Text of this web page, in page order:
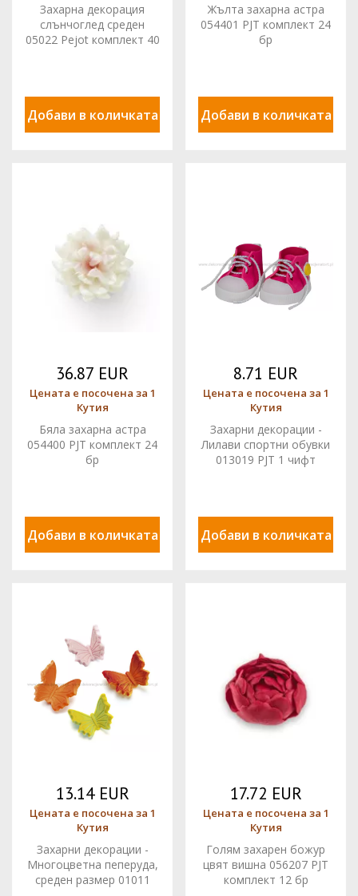
Захарна декорация
слънчоглед среден
05022 Pejot комплект 40
Добави в количката
Жълта захарна астра
054401 PJT комплект 24
бр
Добави в количката
36.87 EUR
Цената е посочена за 1
Кутия
Бяла захарна астра
054400 PJT комплект 24
бр
Добави в количката
8.71 EUR
Цената е посочена за 1
Кутия
Захарни декорации -
Лилави спортни обувки
013019 PJT 1 чифт
Добави в количката
13.14 EUR
Цената е посочена за 1
Кутия
Захарни декорации -
Многоцветна пеперуда,
среден размер 01011
17.72 EUR
Цената е посочена за 1
Кутия
Голям захарен божур
цвят вишна 056207 PJT
комплект 12 бр